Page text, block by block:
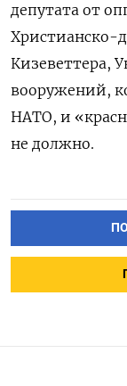
депутата от
Христианско-
Кизеветтера,
вооружений,
НАТО, и
не должно.